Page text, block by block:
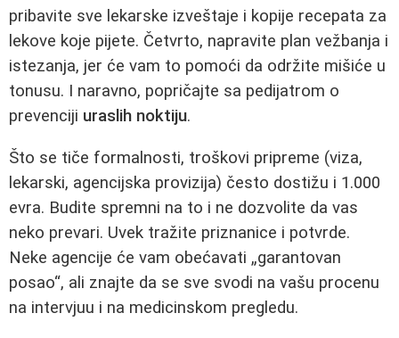
pribavite sve lekarske izveštaje i kopije recepata za
lekove koje pijete. Četvrto, napravite plan vežbanja i
istezanja, jer će vam to pomoći da održite mišiće u
tonusu. I naravno, popričajte sa pedijatrom o
prevenciji uraslih noktiju.
Što se tiče formalnosti, troškovi pripreme (viza,
lekarski, agencijska provizija) često dostižu i 1.000
evra. Budite spremni na to i ne dozvolite da vas
neko prevari. Uvek tražite priznanice i potvrde.
Neke agencije će vam obećavati „garantovan
posao“, ali znajte da se sve svodi na vašu procenu
na intervjuu i na medicinskom pregledu.